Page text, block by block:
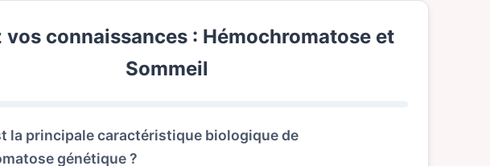
vos connaissances : Hémochromatose et
Sommeil
la principale caractéristique biologique de
génétique ?